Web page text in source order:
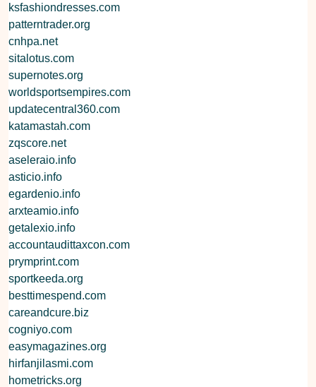
ksfashiondresses.com
patterntrader.org
cnhpa.net
sitalotus.com
supernotes.org
worldsportsempires.com
updatecentral360.com
katamastah.com
zqscore.net
aseleraio.info
asticio.info
egardenio.info
arxteamio.info
getalexio.info
accountaudittaxcon.com
prymprint.com
sportkeeda.org
besttimespend.com
careandcure.biz
cogniyo.com
easymagazines.org
hirfanjilasmi.com
hometricks.org